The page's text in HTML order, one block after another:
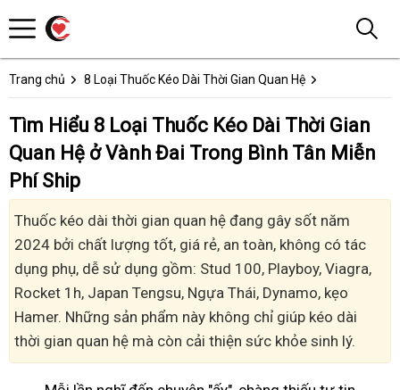
Trang chủ 8 Loại Thuốc Kéo Dài Thời Gian Quan Hệ
Tìm Hiểu 8 Loại Thuốc Kéo Dài Thời Gian
Quan Hệ ở Vành Đai Trong Bình Tân Miễn
Phí Ship
Thuốc kéo dài thời gian quan hệ đang gây sốt năm
2024 bởi chất lượng tốt, giá rẻ, an toàn, không có tác
dụng phụ, dễ sử dụng gồm: Stud 100, Playboy, Viagra,
Rocket 1h, Japan Tengsu, Ngựa Thái, Dynamo, kẹo
Hamer. Những sản phẩm này không chỉ giúp kéo dài
thời gian quan hệ mà còn cải thiện sức khỏe sinh lý.